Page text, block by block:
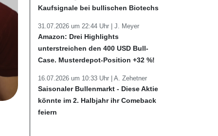
Kaufsignale bei bullischen Biotechs
31.07.2026 um 22:44 Uhr | J. Meyer
Amazon: Drei Highlights
unterstreichen den 400 USD Bull-
Case. Musterdepot-Position +32 %!
16.07.2026 um 10:33 Uhr | A. Zehetner
Saisonaler Bullenmarkt - Diese Aktie
könnte im 2. Halbjahr ihr Comeback
feiern